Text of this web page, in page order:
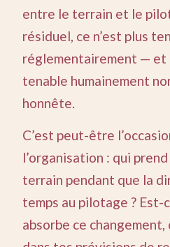
entre le terrain et le
résiduel, ce n’est plus
réglementairement — et
tenable humainement
honnête.
C’est peut-être
l’organisation : qui
terrain pendant que la
temps au pilotage ?
absorbe ce